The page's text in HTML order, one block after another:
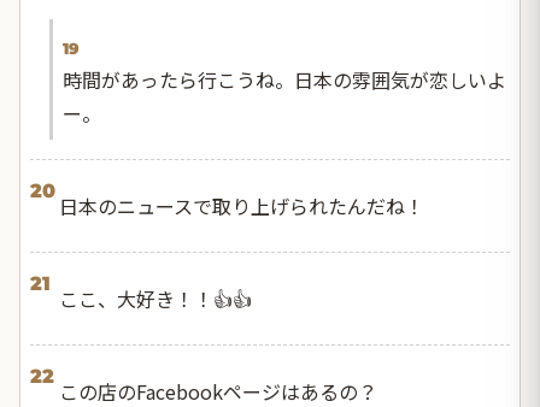
19
時間があったら行こうね。日本の雰囲気が恋しいよ
ー。
20
日本のニュースで取り上げられたんだね！
21
ここ、大好き！！👍👍
22
この店のFacebookページはあるの？